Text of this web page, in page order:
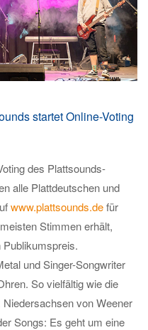
startet Online-Voting
des Plattsounds-
alle Plattdeutschen und
www.plattsounds.defür
Stimmen erhält,
Publikumspreis.
und Singer-Songwriter
So vielfältig wie die
von Weener
Songs: Es geht um eine